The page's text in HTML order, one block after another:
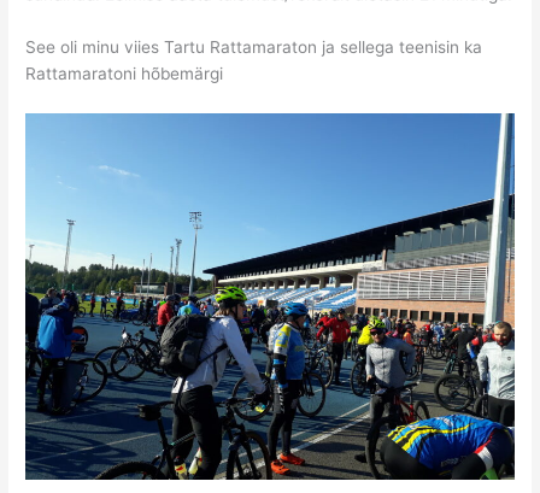
See oli minu viies Tartu Rattamaraton ja sellega teenisin ka
Rattamaratoni hõbemärgi